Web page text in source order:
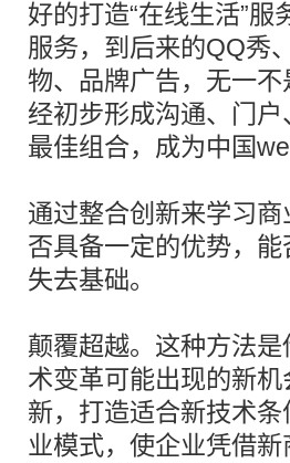
好的打造“在线生活”
服务，到后来的QQ秀
物、品牌广告，无一
经初步形成沟通、门
最佳组合，成为中国
通过整合创新来学习
否具备一定的优势，
失去基础。
颠覆超越。这种方法
术变革可能出现的新
新，打造适合新技术
业模式，使企业凭借